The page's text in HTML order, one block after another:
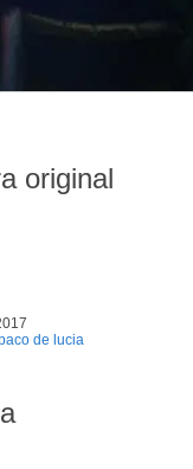
original
de lucia